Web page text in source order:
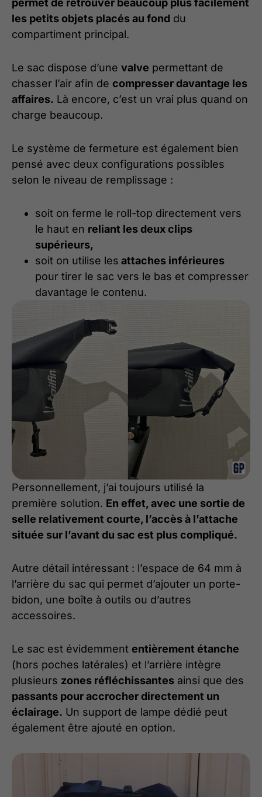
permet de retrouver beaucoup plus facilement
les petits objets placés au fond du
compartiment principal.
Le sac dispose d’une valve permettant de
chasser l’air afin de compresser davantage les
affaires. Là encore, c’est un vrai plus quand on
charge beaucoup.
Le système de fermeture est également bien
pensé avec deux configurations possibles
selon le niveau de remplissage :
soit on ferme le roll-top directement vers
le haut en reliant les deux clips
supérieurs,
soit on utilise les attaches inférieures
pour tirer le sac vers le bas et compresser
davantage le contenu.
Personnellement, j’ai toujours utilisé la
première solution. En effet, avec une sortie de
selle relativement courte, l’accès à l’attache
située sur l’avant du sac est plus compliqué.
Autre détail intéressant : l’espace de 64 mm à
l’arrière du sac qui permet d’ajouter un porte-
bidon, une boîte à outils ou d’autres
accessoires.
Le sac est évidemment entièrement étanche
(hors poches latérales) et l’arrière intègre
plusieurs zones réfléchissantes ainsi que des
passants pour accrocher directement un
éclairage. Un support de lampe dédié peut
également être ajouté en option.